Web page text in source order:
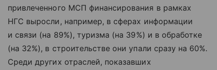
привлеченного МСП финансирования в рамках
НГС выросли, например, в сферах информации
и связи (на 89%), туризма (на 39%) и в обработке
(на 32%), в строительстве они упали сразу на 60%.
Среди других отраслей, показавших